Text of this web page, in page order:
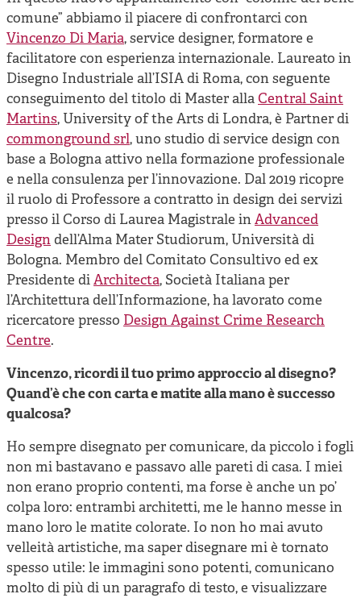
comune” abbiamo il piacere di confrontarci con
Vincenzo Di Maria, service designer, formatore e
facilitatore con esperienza internazionale. Laureato in
Disegno Industriale all’ISIA di Roma, con seguente
conseguimento del titolo di Master allaCentral Saint
Martins, University of the Arts di Londra, è Partner di
commonground srl, uno studio di service design con
base a Bologna attivo nella formazione professionale
e nella consulenza per l’innovazione. Dal 2019 ricopre
il ruolo di Professore a contratto in design dei servizi
presso il Corso di Laurea Magistrale inAdvanced
Designdell’Alma Mater Studiorum, Università di
Bologna. Membro del Comitato Consultivo ed ex
Presidente diArchitecta, Società Italiana per
l’Architettura dell’Informazione, ha lavorato come
ricercatore presso Design Against Crime Research
Centre.
Vincenzo, ricordi il tuo primo approccio al disegno?
Quand’è che con carta e matite alla mano è successo
qualcosa?
Ho sempre disegnato per comunicare, da piccolo i fogli
non mi bastavano e passavo alle pareti di casa. I miei
non erano proprio contenti, ma forse è anche un po’
colpa loro: entrambi architetti, me le hanno messe in
mano loro le matite colorate. Io non ho mai avuto
velleità artistiche, ma saper disegnare mi è tornato
spesso utile: le immagini sono potenti, comunicano
molto di più di un paragrafo di testo, e visualizzare